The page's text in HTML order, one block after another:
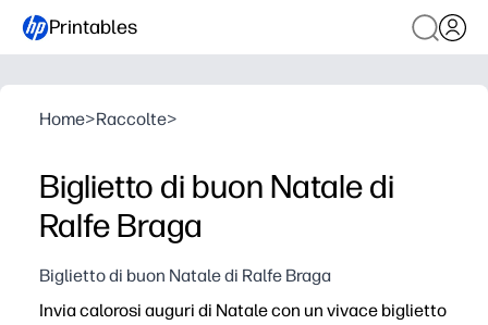
Printables
Home>Raccolte>
Biglietto di buon Natale di
Ralfe Braga
Biglietto di buon Natale di Ralfe Braga
Invia calorosi auguri di Natale con un vivace biglietto